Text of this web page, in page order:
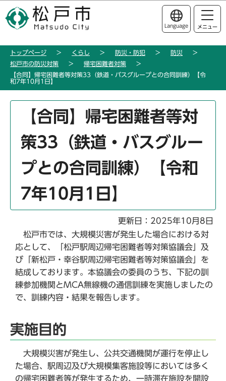
の
ー
このページの本文へ移動
Language メニュー
トップページ くらし 防災・防犯
防災
松戸市の防災対策
帰宅困難者対策
【合同】帰宅困難者等対策33（鉄道・バスグループとの合同訓練）【令
和7年10月1日】
【合同】帰宅困難者等対
策33（鉄道・バスグルー
プとの合同訓練）【令和
7年10月1日】
更新日：2025年10月8日
松戸市では、大規模災害が発生した場合における対
応として、「松戸駅周辺帰宅困難者等対策協議会」及
び「新松戸・幸谷駅周辺帰宅困難者等対策協議会」を
結成しております。本協議会の委員のうち、下記の訓
練参加機関とMCA無線機の通信訓練を実施しましたの
で、訓練内容・結果を報告します。
実施目的
大規模災害が発生し、公共交通機関が運行を停止し
た場合、駅周辺及び大規模集客施設等においては多く
の帰宅困難者等が発生するため、一時滞在施設を開設